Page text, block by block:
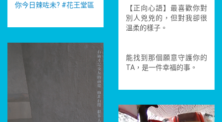
【正向心語】最喜歡你對
別人兇兇的，但對我卻很
溫柔的樣子。
能找到那個願意守護你的
TA，是一件幸福的事。
你今日辣咗未? #花王堂區